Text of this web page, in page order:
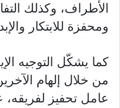
الأطراف، وكذلك
ومحفزة للابتكار
كما يشكّل التوجيه
من خلال إلهام
عامل تحفيز